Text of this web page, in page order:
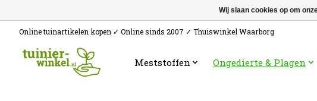
Online tuinartikelen kopen ✓ Online sinds 2007 ✓ Thuiswinkel Waarborg
Meststoffen Ongedierte & Plagen
Wij slaan cookies op om